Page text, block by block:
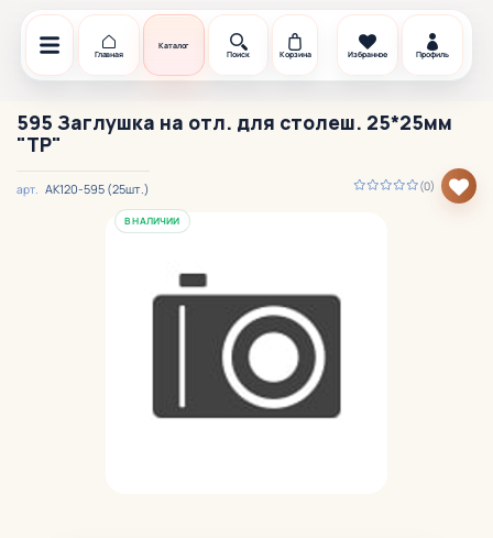
Главная
Каталог
Поиск
Корзина Избранное Профиль
595 Заглушка на отл. для столеш. 25*25мм
"TP"
(0)
арт. АК120-595 (25шт.)
В НАЛИЧИИ